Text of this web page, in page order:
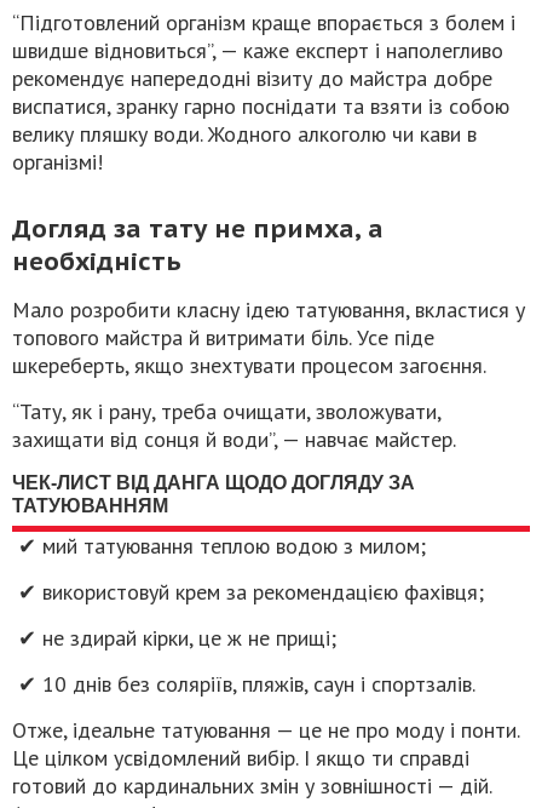
“Підготовлений організм краще впорається з болем і
швидше відновиться”, — каже експерт і наполегливо
рекомендує напередодні візиту до майстра добре
виспатися, зранку гарно поснідати та взяти із собою
велику пляшку води. Жодного алкоголю чи кави в
організмі!
Догляд за тату не примха, а
необхідність
Мало розробити класну ідею татуювання, вкластися у
топового майстра й витримати біль. Усе піде
шкереберть, якщо знехтувати процесом загоєння.
“Тату, як і рану, треба очищати, зволожувати,
захищати від сонця й води”, — навчає майстер.
ЧЕК-ЛИСТ ВІД ДАНГА ЩОДО ДОГЛЯДУ ЗА
ТАТУЮВАННЯМ
✔ мий татуювання теплою водою з милом;
✔ використовуй крем за рекомендацією фахівця;
✔ не здирай кірки, це ж не прищі;
✔ 10 днів без соляріїв, пляжів, саун і спортзалів.
Отже, ідеальне татуювання — це не про моду і понти.
Це цілком усвідомлений вибір. І якщо ти справді
готовий до кардинальних змін у зовнішності — дій.